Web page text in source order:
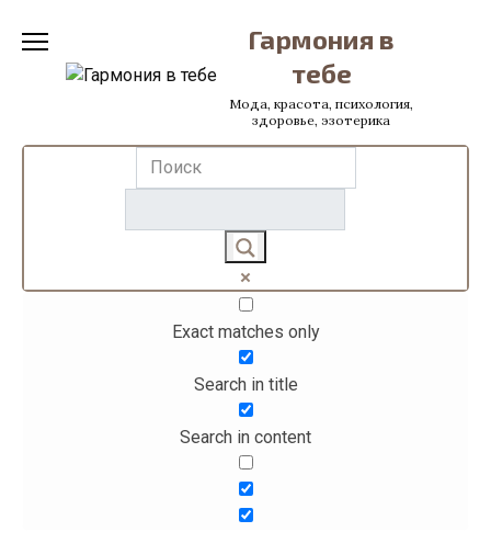
содержанию
Гармония в
тебе
Мода, красота, психология,
здоровье, эзотерика
Exact matches only
Search in title
Search in content